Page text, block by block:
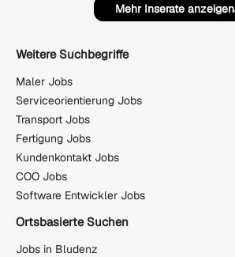
Mehr Inserate anzeigen
Weitere Suchbegriffe
Maler Jobs
Serviceorientierung Jobs
Transport Jobs
Fertigung Jobs
Kundenkontakt Jobs
COO Jobs
Software Entwickler Jobs
Ortsbasierte Suchen
Jobs in Bludenz